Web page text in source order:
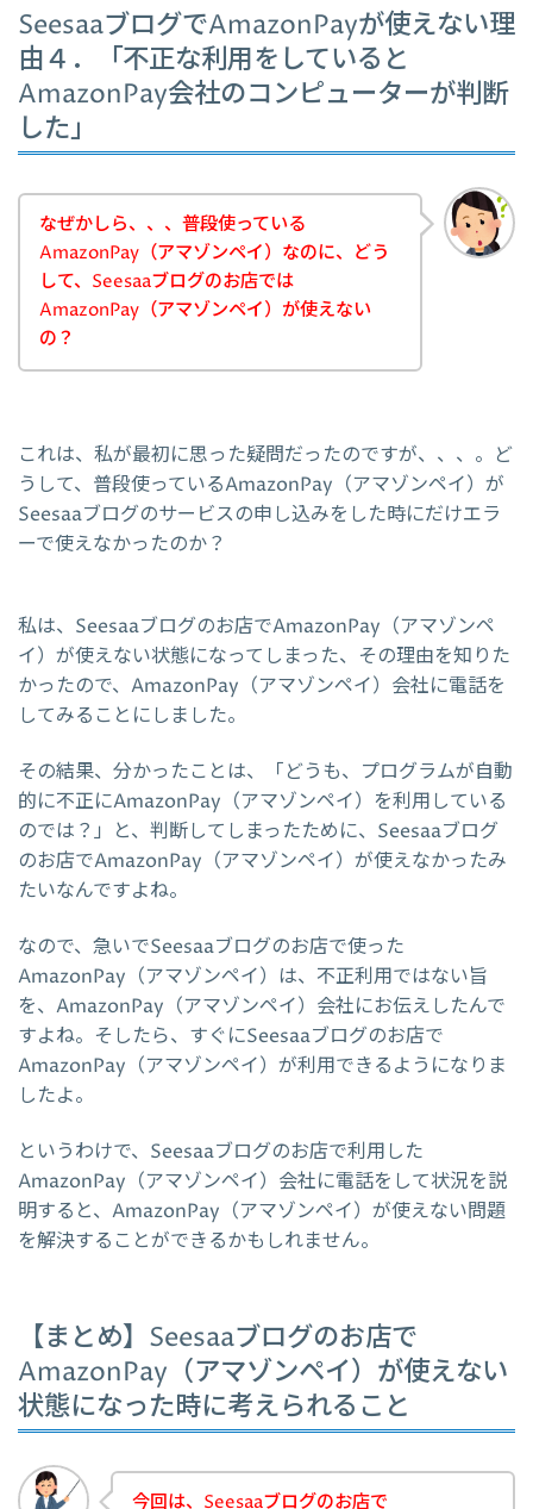
SeesaaブログでAmazonPayが使えない理
由４．「不正な利用をしていると
AmazonPay会社のコンピューターが判断
した」
なぜかしら、、、普段使っている
AmazonPay（アマゾンペイ）なのに、どう
して、Seesaaブログのお店では
AmazonPay（アマゾンペイ）が使えない
の？
これは、私が最初に思った疑問だったのですが、、、。ど
うして、普段使っているAmazonPay（アマゾンペイ）が
Seesaaブログのサービスの申し込みをした時にだけエラ
ーで使えなかったのか？
私は、Seesaaブログのお店でAmazonPay（アマゾンペ
イ）が使えない状態になってしまった、その理由を知りた
かったので、AmazonPay（アマゾンペイ）会社に電話を
してみることにしました。
その結果、分かったことは、「どうも、プログラムが自動
的に不正にAmazonPay（アマゾンペイ）を利用している
のでは？」と、判断してしまったために、Seesaaブログ
のお店でAmazonPay（アマゾンペイ）が使えなかったみ
たいなんですよね。
なので、急いでSeesaaブログのお店で使った
AmazonPay（アマゾンペイ）は、不正利用ではない旨
を、AmazonPay（アマゾンペイ）会社にお伝えしたんで
すよね。そしたら、すぐにSeesaaブログのお店で
AmazonPay（アマゾンペイ）が利用できるようになりま
したよ。
というわけで、Seesaaブログのお店で利用した
AmazonPay（アマゾンペイ）会社に電話をして状況を説
明すると、AmazonPay（アマゾンペイ）が使えない問題
を解決することができるかもしれません。
【まとめ】Seesaaブログのお店で
AmazonPay（アマゾンペイ）が使えない
状態になった時に考えられること
今回は、Seesaaブログのお店で